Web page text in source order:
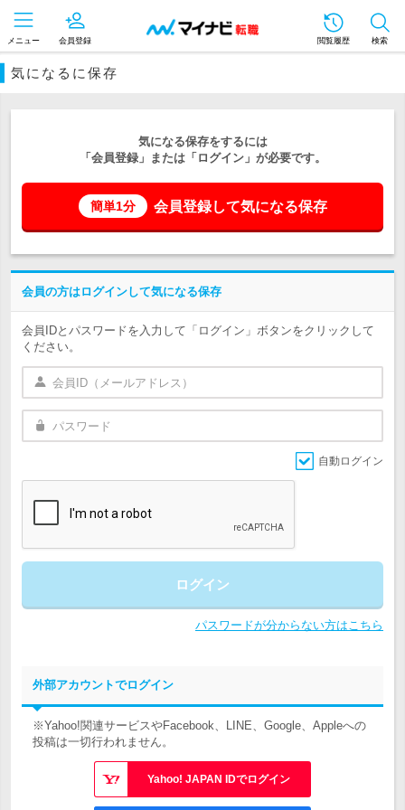
メニュー 会員登録 閲覧履歴 検索
気になるに保存
気になる保存をするには
「会員登録」または「ログイン」が必要です。
簡単1分 会員登録して気になる保存
会員の方はログインして気になる保存
会員IDとパスワードを入力して「ログイン」ボタンをクリックして
ください。
自動ログイン
ログイン
パスワードが分からない方はこちら
外部アカウントでログイン
※Yahoo!関連サービスやFacebook、LINE、Google、Appleへの
投稿は一切行われません。
Yahoo! JAPAN IDでログイン